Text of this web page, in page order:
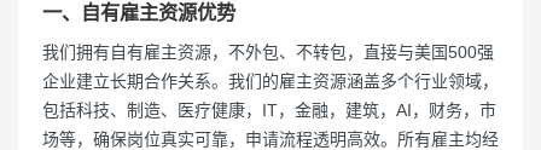
一、自有雇主资源优势
我们拥有‌自有雇主资源‌，不外包、不转包，直接与‌美国500强
企业‌建立长期合作关系。我们的雇主资源涵盖多个行业领域，
包括科技、制造、医疗健康，IT，金融，建筑，AI，财务，市
场等，确保岗位真实可靠，申请流程透明高效。所有雇主均经